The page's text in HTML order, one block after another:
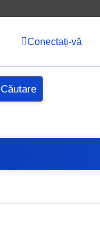
Conectați-vă
Căutare